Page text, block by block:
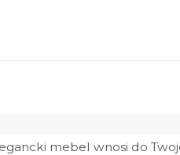
mebel wnosi do